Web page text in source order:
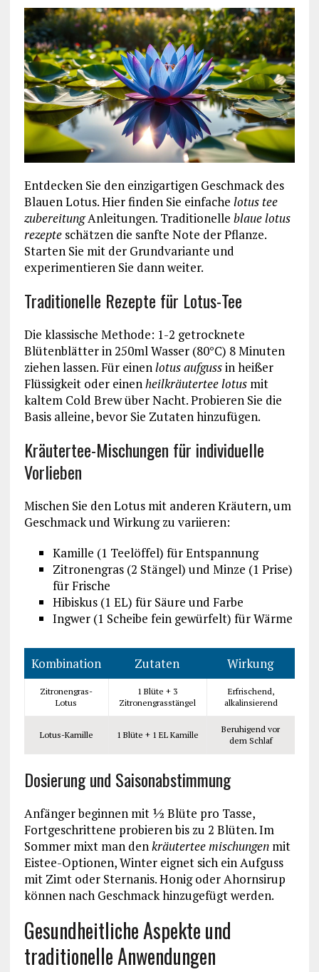
Entdecken Sie den einzigartigen Geschmack des
Blauen Lotus. Hier finden Sie einfache lotus tee
zubereitungAnleitungen. Traditionelle blaue lotus
rezepteschätzen die sanfte Note der Pflanze.
Starten Sie mit der Grundvariante und
experimentieren Sie dann weiter.
Traditionelle Rezepte für Lotus-Tee
Die klassische Methode: 1-2 getrocknete
Blütenblätter in 250ml Wasser (80°C) 8 Minuten
ziehen lassen. Für einenlotus aufgussin heißer
Flüssigkeit oder einenheilkräutertee lotusmit
kaltem Cold Brew über Nacht. Probieren Sie die
Basis alleine, bevor Sie Zutaten hinzufügen.
Kräutertee-Mischungen für individuelle
Vorlieben
Mischen Sie den Lotus mit anderen Kräutern, um
Geschmack und Wirkung zu variieren:
Kamille (1 Teelöffel) für Entspannung
Zitronengras (2 Stängel) und Minze (1 Prise)
für Frische
Hibiskus (1 EL) für Säure und Farbe
Ingwer (1 Scheibe fein gewürfelt) für Wärme
Kombination Zutaten Wirkung
Zitronengras-
Lotus
1 Blüte + 3
Zitronengrasstängel
Erfrischend,
alkalinsierend
Lotus-Kamille 1 Blüte + 1 EL Kamille
Beruhigend vor
dem Schlaf
Dosierung und Saisonabstimmung
Anfänger beginnen mit ½ Blüte pro Tasse,
Fortgeschrittene probieren bis zu 2 Blüten. Im
Sommer mixt man denkräutertee mischungenmit
Eistee-Optionen, Winter eignet sich ein Aufguss
mit Zimt oder Sternanis. Honig oder Ahornsirup
können nach Geschmack hinzugefügt werden.
Gesundheitliche Aspekte und
traditionelle Anwendungen